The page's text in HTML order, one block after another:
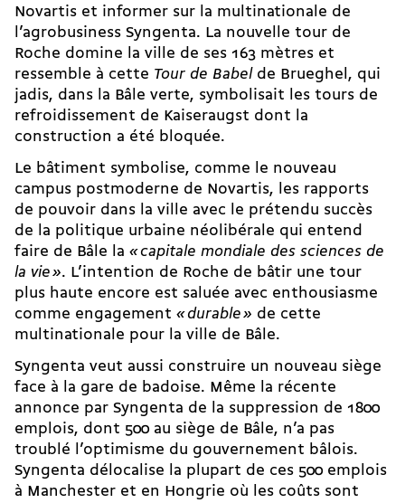
Novartis et informer sur la multinationale de
l’agrobusiness Syngenta. La nouvelle tour de
Roche domine la ville de ses 163 mètres et
ressemble à cette Tour de Babel de Brueghel, qui
jadis, dans la Bâle verte, symbolisait les tours de
refroidissement de Kaiser­augst dont la
construction a été bloquée.
Le bâtiment symbolise, comme le nouveau
campus postmoderne de Novartis, les rapports
de pouvoir dans la ville avec le prétendu succès
de la politique urbaine néolibérale qui entend
faire de Bâle la «capitale mondiale des sciences de
la vie». L’intention de Roche de bâtir une tour
plus haute encore est saluée avec enthousiasme
comme engagement «durable» de cette
multinationale pour la ville de Bâle.
Syngenta veut aussi construire un nouveau siège
face à la gare de badoise. Même la récente
annonce par Syngenta de la suppression de 1800
emplois, dont 500 au siège de Bâle, n’a pas
troublé l’optimisme du gouvernement bâlois.
Syngenta délocalise la plupart de ces 500 emplois
à Manchester et en Hongrie où les coûts sont